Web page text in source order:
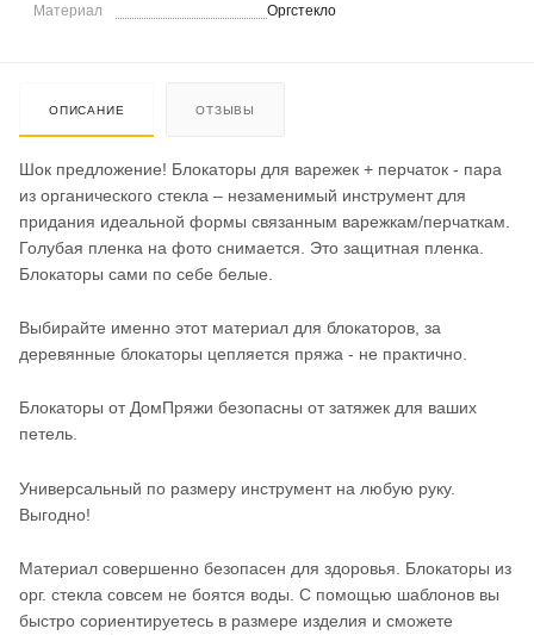
Материал Оргстекло
ОПИСАНИЕ ОТЗЫВЫ
Шок предложение! Блокаторы для варежек + перчаток - пара
из органического стекла – незаменимый инструмент для
придания идеальной формы связанным варежкам/перчаткам.
Голубая пленка на фото снимается. Это защитная пленка.
Блокаторы сами по себе белые.
Выбирайте именно этот материал для блокаторов, за
деревянные блокаторы цепляется пряжа - не практично.
Блокаторы от ДомПряжи безопасны от затяжек для ваших
петель.
Универсальный по размеру инструмент на любую руку.
Выгодно!
Материал совершенно безопасен для здоровья. Блокаторы из
орг. стекла совсем не боятся воды. С помощью шаблонов вы
быстро сориентируетесь в размере изделия и сможете